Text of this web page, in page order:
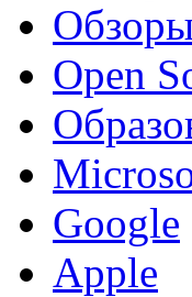
Open
Google
Apple